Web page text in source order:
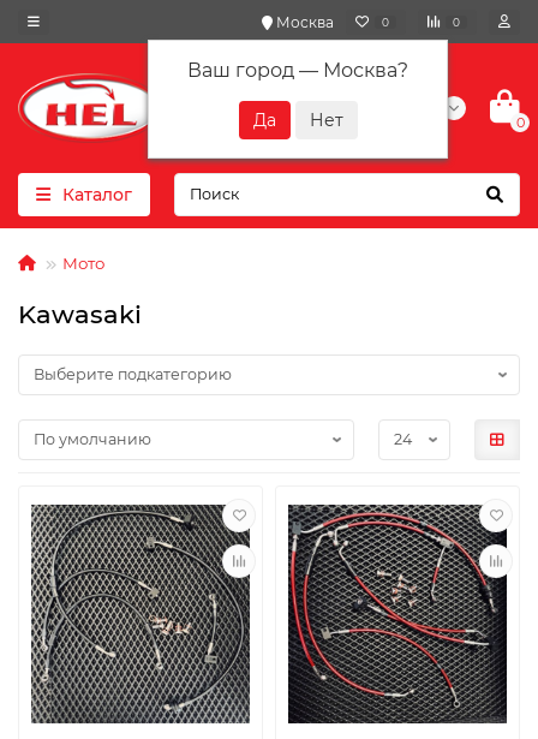
Москва
Ваш город — Москва?
0 0
+7(901) 417-10-01
0
Каталог
Мото
Kawasaki